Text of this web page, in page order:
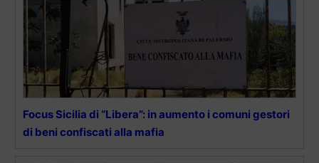
Focus Sicilia di “Libera”: in aumento i comuni gestori
di beni confiscati alla mafia